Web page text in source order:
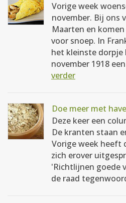
Vorige week
november. Bij ons
Maarten en
voor snoep. In
het kleinste dorpje
november 1918
verder
Doe meer met
Deze keer een
De kranten staan
Vorige week heeft
zich erover
'Richtlijnen goede
de raad